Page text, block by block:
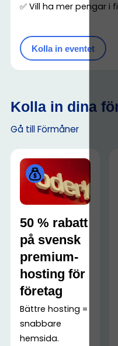
✅ Vill ha mer pengar i
Kolla in eventet
Kolla in dina
Gå till Förmåner
50 % rabatt
på svensk
premium-
hosting för
företag
Bättre hosting =
snabbare
hemsida.